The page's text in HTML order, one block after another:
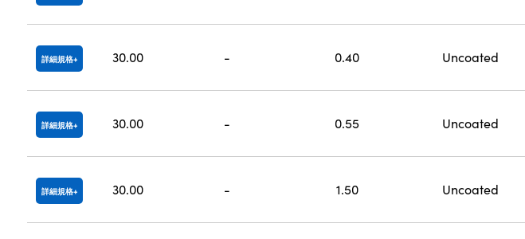
詳細規格 30.00 - 0.40 Uncoated
詳細規格 30.00 - 0.55 Uncoated
詳細規格 30.00 - 1.50 Uncoated